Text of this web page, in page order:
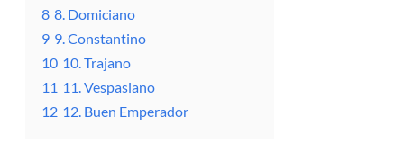
8 8. Domiciano
9 9. Constantino
10 10. Trajano
11 11. Vespasiano
12 12. Buen Emperador